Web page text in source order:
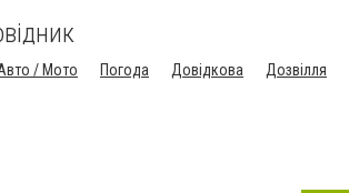
/ Мото Погода Довідкова
Дозвілля